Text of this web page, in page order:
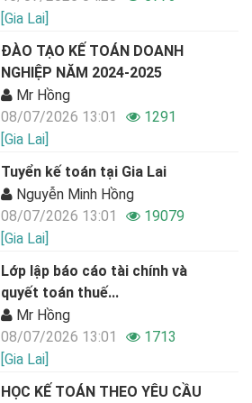
[Gia Lai]
ĐÀO TẠO KẾ TOÁN DOANH
NGHIỆP NĂM 2024-2025
Mr Hồng
08/07/2026 13:01
1291
[Gia Lai]
Tuyển kế toán tại Gia Lai
Nguyễn Minh Hồng
08/07/2026 13:01
19079
[Gia Lai]
Lớp lập báo cáo tài chính và
quyết toán thuế...
Mr Hồng
08/07/2026 13:01
1713
[Gia Lai]
HỌC KẾ TOÁN THEO YÊU CẦU